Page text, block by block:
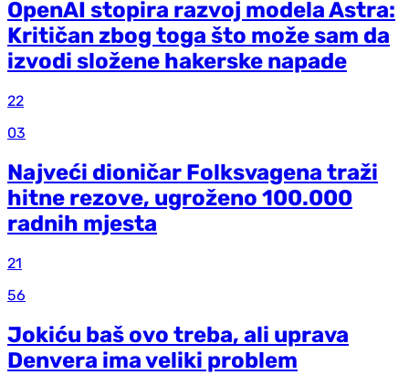
OpenAI stopira razvoj modela Astra:
Kritičan zbog toga što može sam da
izvodi složene hakerske napade
22
03
Najveći dioničar Folksvagena traži
hitne rezove, ugroženo 100.000
radnih mjesta
21
56
Jokiću baš ovo treba, ali uprava
Denvera ima veliki problem